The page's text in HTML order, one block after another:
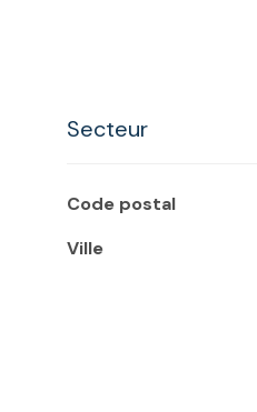
Secteur
Code postal
Ville